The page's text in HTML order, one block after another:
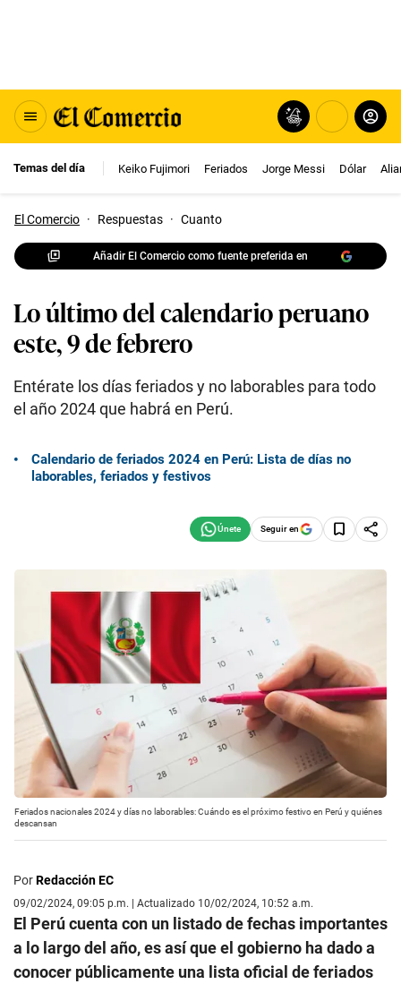
Temas del día Keiko Fujimori Feriados Jorge Messi Dólar
El Comercio · Respuestas · Cuanto
Añadir El Comercio como fuente preferida en
Lo último del calendario peruano
este, 9 de febrero
Entérate los días feriados y no laborables para todo
el año 2024 que habrá en Perú.
Calendario de feriados 2024 en Perú: Lista de días no
laborables, feriados y festivos
Seguir en
Feriados nacionales 2024 y días no laborables: Cuándo es el próximo festivo en Perú y quiénes
descansan
PorRedacción EC
09/02/2024, 09:05 p.m. | Actualizado 10/02/2024, 10:52 a.m.
El Perú cuenta con un listado de fechas importantes
a lo largo del año, es así que el gobierno ha dado a
conocer públicamente una lista oficial de feriados